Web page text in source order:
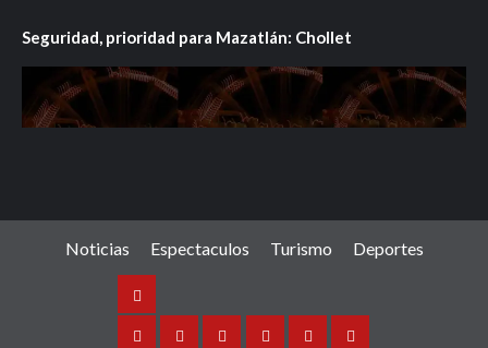
Seguridad, prioridad para Mazatlán: Chollet
Noticias Espectaculos Turismo Deportes
Noticias